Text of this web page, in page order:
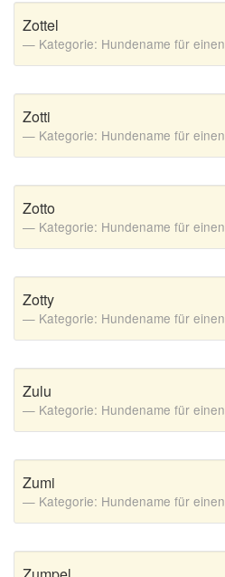
Zottel
Kategorie: Hundename für einen
Zotti
Kategorie: Hundename für einen
Zotto
Kategorie: Hundename für einen
Zotty
Kategorie: Hundename für einen
Zulu
Kategorie: Hundename für einen
Zumi
Kategorie: Hundename für einen